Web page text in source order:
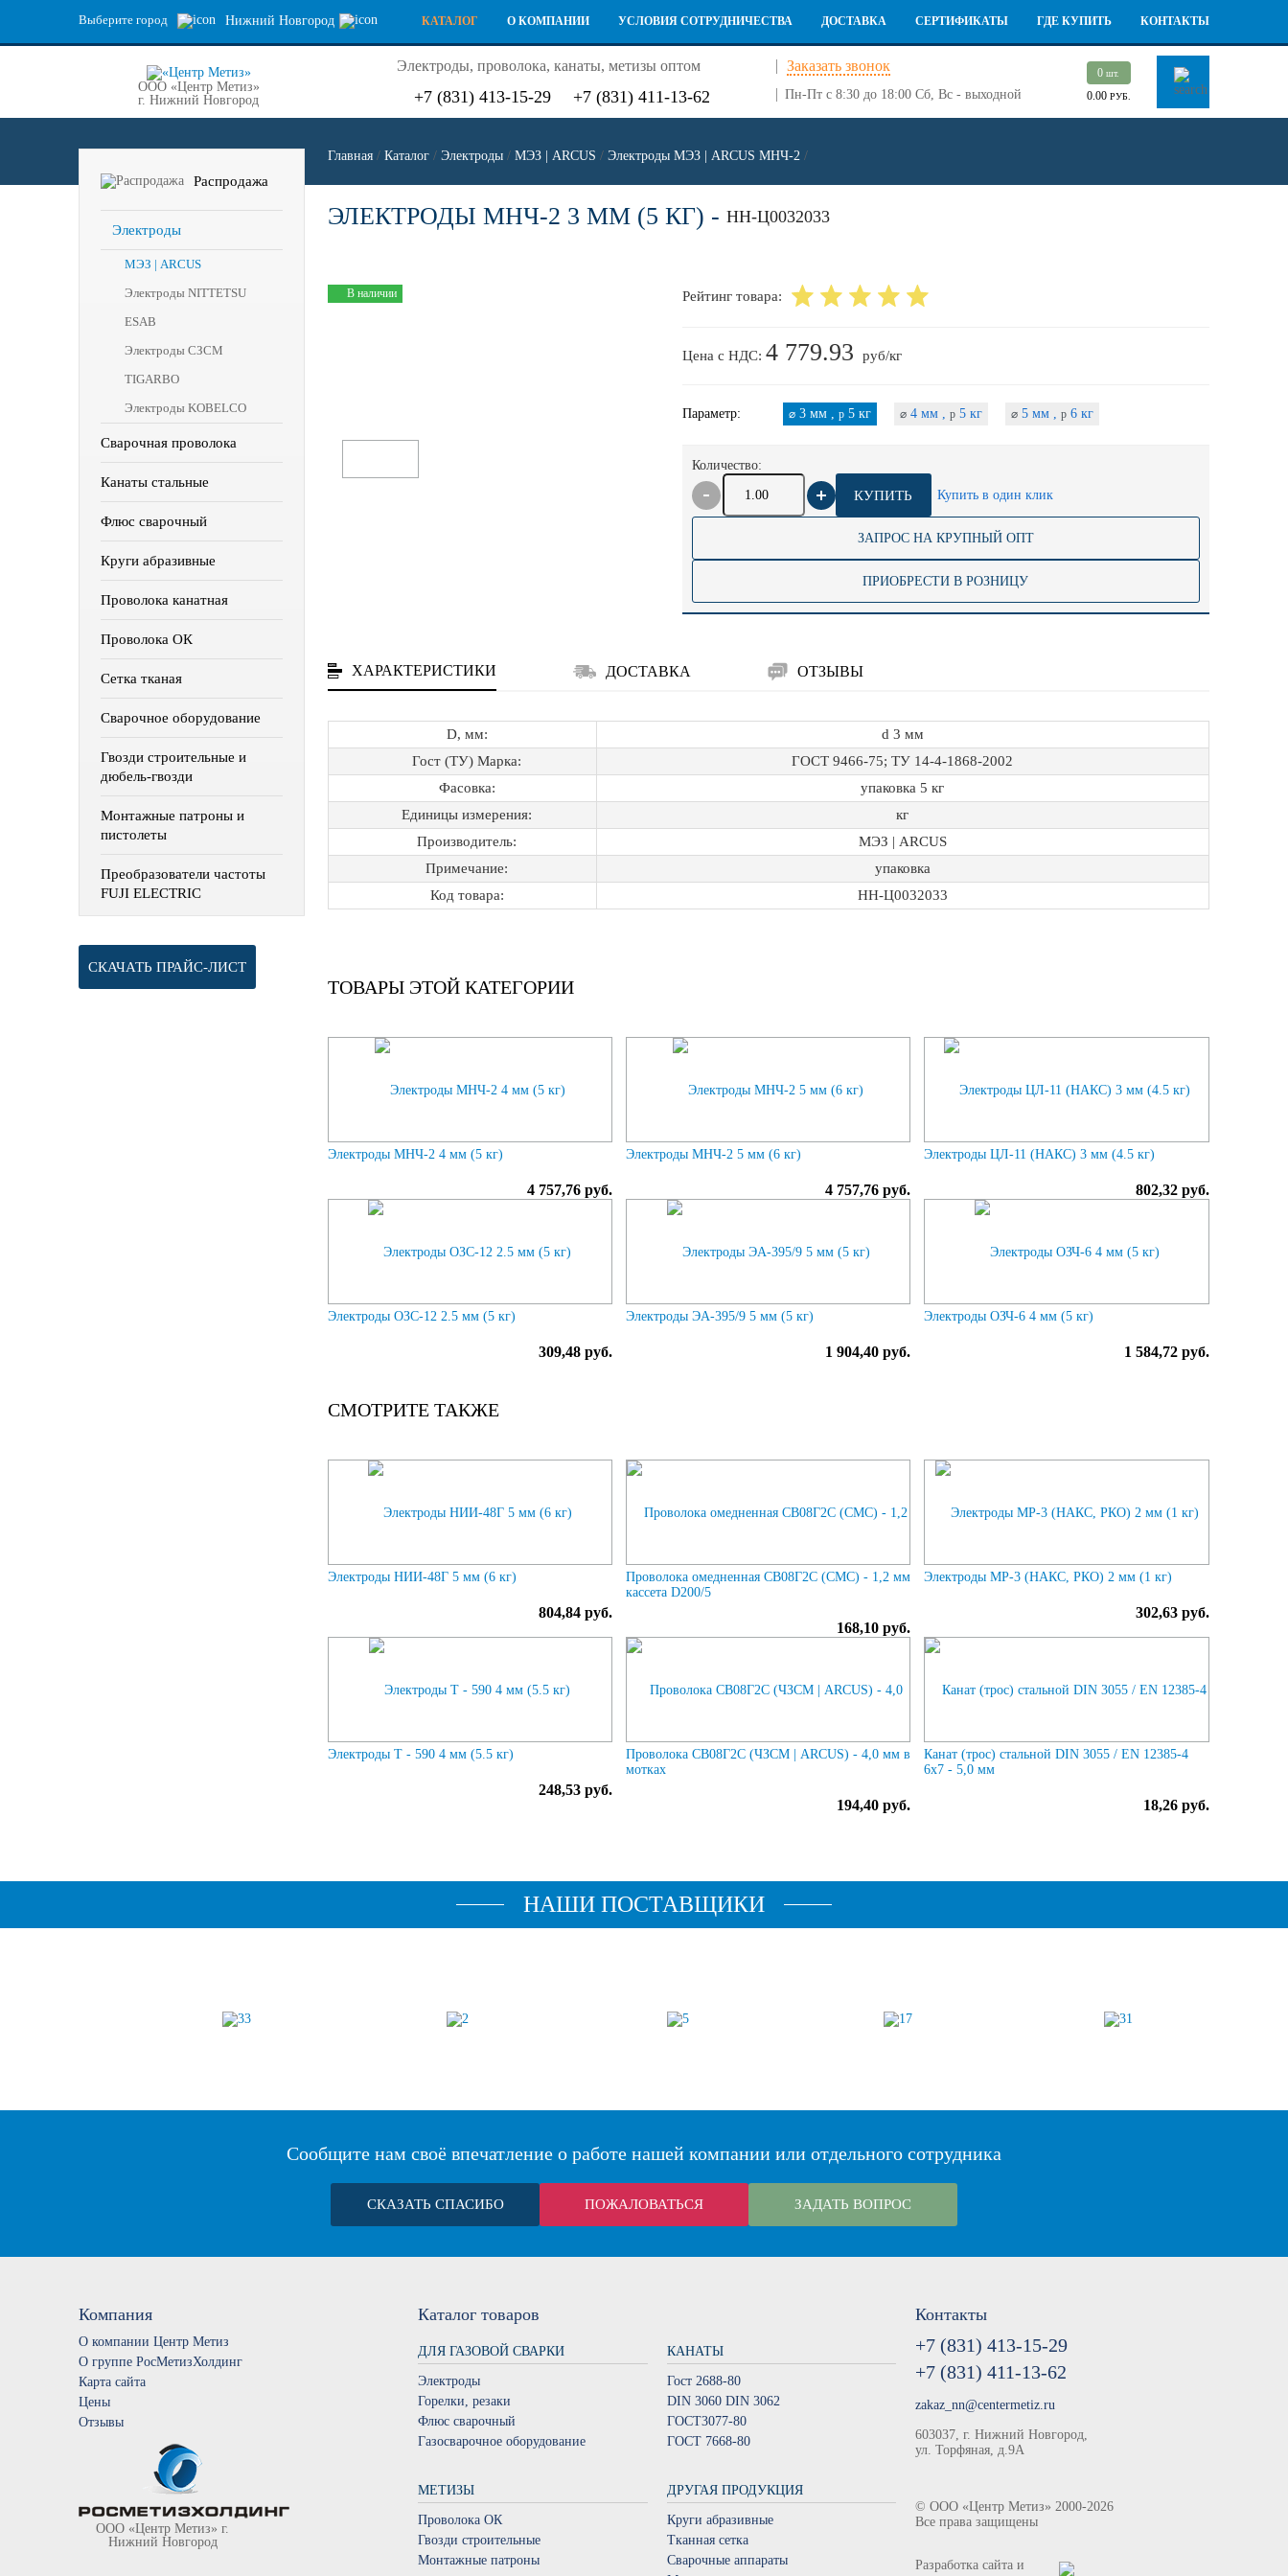
Выберите город Нижний Новгород КАТАЛОГ О КОМПАНИИ УСЛОВИЯ СОТРУДНИЧЕСТВА ДОСТАВКА СЕРТИФИКАТЫ ГДЕ КУПИТЬ КОНТАКТЫ
ООО «Центр Метиз»
г. Нижний Новгород
Электроды, проволока, канаты, метизы оптом Заказать звонок
+7 (831) 413-15-29 +7 (831) 411-13-62 Пн-Пт с 8:30 до 18:00 Сб, Вс - выходной
0шт.
0.00 РУБ.
Распродажа
Электроды
МЭЗ | ARCUS
Электроды NITTETSU
ESAB
Электроды СЗСМ
TIGARBO
Электроды KOBELCO
Сварочная проволока
Канаты стальные
Флюс сварочный
Круги абразивные
Проволока канатная
Проволока ОК
Сетка тканая
Сварочное оборудование
Гвозди строительные и
дюбель-гвозди
Монтажные патроны и
пистолеты
Преобразователи частоты
FUJI ELECTRIC
СКАЧАТЬ ПРАЙС-ЛИСТ
Главная / Каталог / Электроды / МЭЗ | ARCUS / Электроды МЭЗ | ARCUS МНЧ-2 /
ЭЛЕКТРОДЫ МНЧ-2 3 ММ (5 КГ) - НН-Ц0032033
В наличии Рейтинг товара:
Цена с НДС: 4 779.93 руб/кг
Параметр: ⌀3 мм , p5 кг ⌀4 мм , p5 кг ⌀5 мм , p6 кг
Количество:
КУПИТЬ Купить в один клик
ЗАПРОС НА КРУПНЫЙ ОПТ
ПРИОБРЕСТИ В РОЗНИЦУ
ХАРАКТЕРИСТИКИ ДОСТАВКА ОТЗЫВЫ
D, мм:
d 3 мм
Гост (ТУ) Марка:
ГОСТ 9466-75; ТУ 14-4-1868-2002
Фасовка:
упаковка 5 кг
Единицы измерения:
кг
Производитель:
МЭЗ | ARCUS
Примечание:
упаковка
Код товара:
НН-Ц0032033
ТОВАРЫ ЭТОЙ КАТЕГОРИИ
Электроды МНЧ-2 4 мм (5 кг)
4 757,76 руб.
Электроды МНЧ-2 5 мм (6 кг)
4 757,76 руб.
Электроды ЦЛ-11 (НАКС) 3 мм (4.5 кг)
802,32 руб.
Электроды ОЗС-12 2.5 мм (5 кг)
309,48 руб.
Электроды ЭА-395/9 5 мм (5 кг)
1 904,40 руб.
Электроды ОЗЧ-6 4 мм (5 кг)
1 584,72 руб.
СМОТРИТЕ ТАКЖЕ
Электроды НИИ-48Г 5 мм (6 кг)
804,84 руб.
Проволока омедненная СВ08Г2С (СМС) - 1,2 мм
кассета D200/5
168,10 руб.
Электроды МР-3 (НАКС, РКО) 2 мм (1 кг)
302,63 руб.
Электроды Т - 590 4 мм (5.5 кг)
248,53 руб.
Проволока СВ08Г2С (ЧЗСМ | ARCUS) - 4,0 мм в
мотках
194,40 руб.
Канат (трос) стальной DIN 3055 / EN 12385-4
6x7 - 5,0 мм
18,26 руб.
НАШИ ПОСТАВЩИКИ
Сообщите нам своё впечатление о работе нашей компании или отдельного сотрудника
СКАЗАТЬ СПАСИБО ПОЖАЛОВАТЬСЯ ЗАДАТЬ ВОПРОС
Компания
О компании Центр Метиз
О группе РосМетизХолдинг
Карта сайта
Цены
Отзывы
ООО «Центр Метиз» г.
Нижний Новгород
Каталог товаров
ДЛЯ ГАЗОВОЙ СВАРКИ
Электроды
Горелки, резаки
Флюс сварочный
Газосварочное оборудование
КАНАТЫ
Гост 2688-80
DIN 3060 DIN 3062
ГОСТ3077-80
ГОСТ 7668-80
МЕТИЗЫ
Проволока ОК
Гвозди строительные
Монтажные патроны
ДРУГАЯ ПРОДУКЦИЯ
Круги абразивные
Тканная сетка
Сварочные аппараты
Контакты
+7 (831) 413-15-29
+7 (831) 411-13-62
zakaz_nn@centermetiz.ru
603037, г. Нижний Новгород,
ул. Торфяная, д.9А
©ООО «Центр Метиз» 2000-2026
Все права защищены
Разработка сайта и